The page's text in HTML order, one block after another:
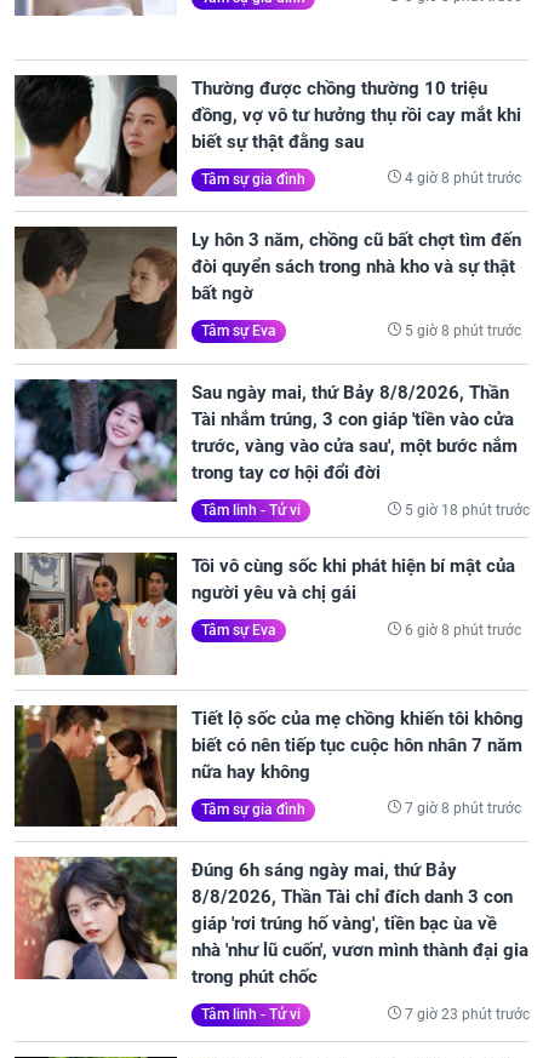
Thường được chồng thường 10 triệu
đồng, vợ vô tư hưởng thụ rồi cay mắt khi
biết sự thật đằng sau
Tâm sự gia đình 4 giờ 8 phút trước
Ly hôn 3 năm, chồng cũ bất chợt tìm đến
đòi quyển sách trong nhà kho và sự thật
bất ngờ
Tâm sự Eva 5 giờ 8 phút trước
Sau ngày mai, thứ Bảy 8/8/2026, Thần
Tài nhắm trúng, 3 con giáp 'tiền vào cửa
trước, vàng vào cửa sau', một bước nắm
trong tay cơ hội đổi đời
Tâm linh - Tử vi 5 giờ 18 phút trước
Tôi vô cùng sốc khi phát hiện bí mật của
người yêu và chị gái
Tâm sự Eva 6 giờ 8 phút trước
Tiết lộ sốc của mẹ chồng khiến tôi không
biết có nên tiếp tục cuộc hôn nhân 7 năm
nữa hay không
Tâm sự gia đình 7 giờ 8 phút trước
Đúng 6h sáng ngày mai, thứ Bảy
8/8/2026, Thần Tài chỉ đích danh 3 con
giáp 'rơi trúng hố vàng', tiền bạc ùa về
nhà 'như lũ cuốn', vươn mình thành đại gia
trong phút chốc
Tâm linh - Tử vi 7 giờ 23 phút trước